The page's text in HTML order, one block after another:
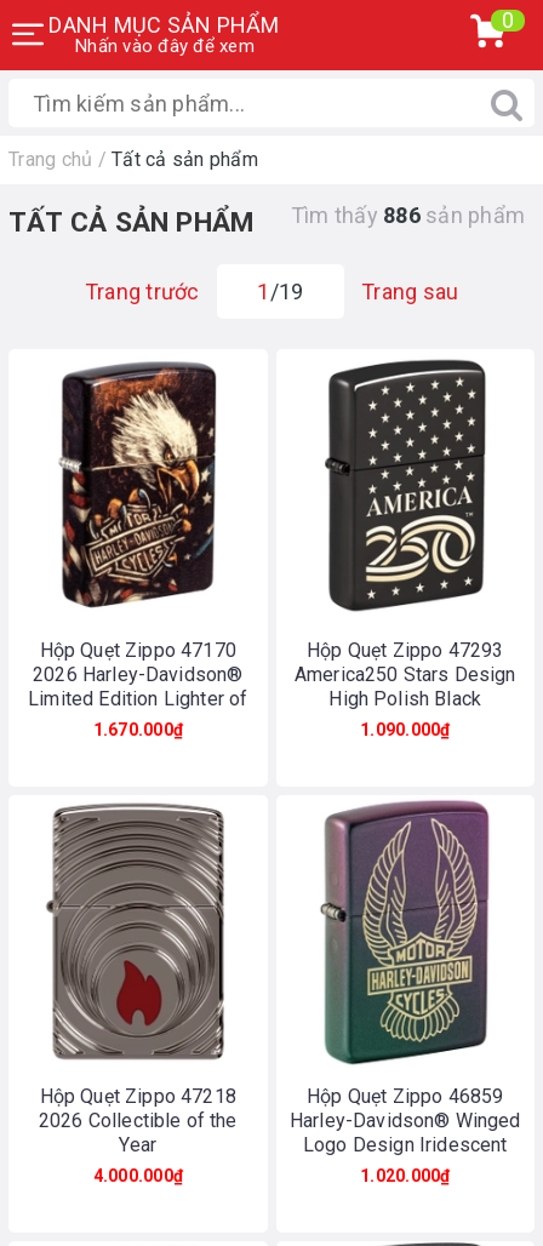
DANH MỤC SẢN PHẨM
Nhấn vào đây để xem
0
Trang chủ / Tất cả sản phẩm
TẤT CẢ SẢN PHẨM Tìm thấy 886sản phẩm
Trang trước 1 /19 Trang sau
Hộp Quẹt Zippo 47170
2026 Harley-Davidson®
Limited Edition Lighter of
the Year
1.670.000₫
Hộp Quẹt Zippo 47293
America250 Stars Design
High Polish Black
1.090.000₫
Hộp Quẹt Zippo 47218
2026 Collectible of the
Year
4.000.000₫
Hộp Quẹt Zippo 46859
Harley-Davidson® Winged
Logo Design Iridescent
1.020.000₫